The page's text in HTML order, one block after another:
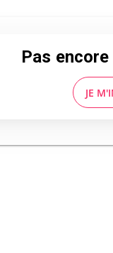
Pas
JE